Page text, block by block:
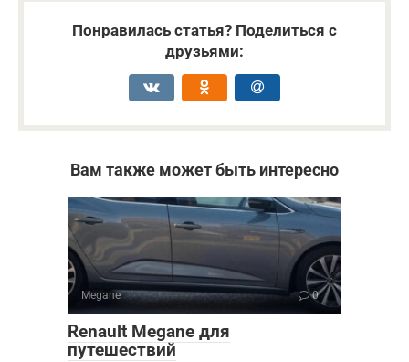
Понравилась статья? Поделиться с
друзьями:
Вам также может быть интересно
Megane 0
Renault Megane для
путешествий